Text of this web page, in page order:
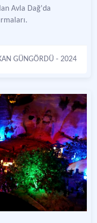
Avla Dağ'da
GÜNGÖRDÜ - 2024